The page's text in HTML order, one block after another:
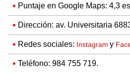
Puntaje en Google Maps: 4,3
Dirección: av. Universitaria
Redes sociales: Instagram y
Teléfono: 984 755 719.